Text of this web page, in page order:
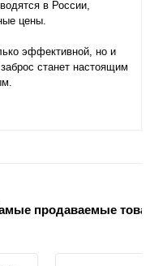
в России,
цены.
эффективной, но и
станет настоящим
продаваемые